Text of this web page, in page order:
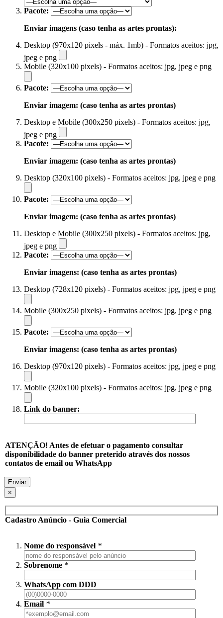
Pacote:
Enviar imagens (caso tenha as artes prontas):
Desktop (970x120 pixels - máx. 1mb) - Formatos aceitos: jpg,
jpeg e png
Mobile (320x100 pixels) - Formatos aceitos: jpg, jpeg e png
Pacote:
Enviar imagem: (caso tenha as artes prontas)
Desktop e Mobile (300x250 pixels) - Formatos aceitos: jpg,
jpeg e png
Pacote:
Enviar imagem: (caso tenha as artes prontas)
Desktop (320x100 pixels) - Formatos aceitos: jpg, jpeg e png
Pacote:
Enviar imagem: (caso tenha as artes prontas)
Desktop e Mobile (300x250 pixels) - Formatos aceitos: jpg,
jpeg e png
Pacote:
Enviar imagens: (caso tenha as artes prontas)
Desktop (728x120 pixels) - Formatos aceitos: jpg, jpeg e png
Mobile (300x250 pixels) - Formatos aceitos: jpg, jpeg e png
Pacote:
Enviar imagens: (caso tenha as artes prontas)
Desktop (970x120 pixels) - Formatos aceitos: jpg, jpeg e png
Mobile (320x100 pixels) - Formatos aceitos: jpg, jpeg e png
Link do banner:
ATENÇÃO! Antes de efetuar o pagamento consultar
disponibilidade do banner preterido através dos nossos
contatos de email ou WhatsApp
×
Cadastro Anúncio - Guia Comercial
Nome do responsável *
Sobrenome *
WhatsApp com DDD
Email *